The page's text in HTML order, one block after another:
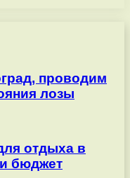
проводим
лозы
отдыха в
бюджет